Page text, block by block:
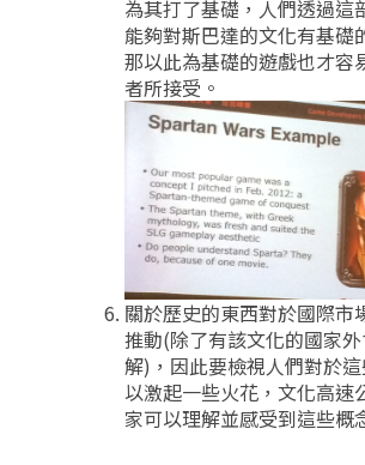
為其打了基礎，人們透過這
能夠對斯巴達的文化有基礎
那以此為基礎的遊戲也才容
者所接受。
關於歷史的東西對於國際市
推動(除了有該文化的國家
解)，因此要檢視人們對於
以激起一些火花，文化高速
家可以理解並感受到這些概